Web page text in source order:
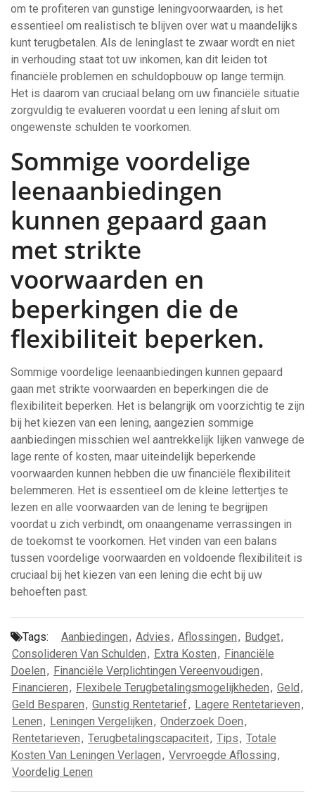
om te profiteren van gunstige leningvoorwaarden, is het
essentieel om realistisch te blijven over wat u maandelijks
kunt terugbetalen. Als de leninglast te zwaar wordt en niet
in verhouding staat tot uw inkomen, kan dit leiden tot
financiële problemen en schuldopbouw op lange termijn.
Het is daarom van cruciaal belang om uw financiële situatie
zorgvuldig te evalueren voordat u een lening afsluit om
ongewenste schulden te voorkomen.
Sommige voordelige
leenaanbiedingen
kunnen gepaard gaan
met strikte
voorwaarden en
beperkingen die de
flexibiliteit beperken.
Sommige voordelige leenaanbiedingen kunnen gepaard
gaan met strikte voorwaarden en beperkingen die de
flexibiliteit beperken. Het is belangrijk om voorzichtig te zijn
bij het kiezen van een lening, aangezien sommige
aanbiedingen misschien wel aantrekkelijk lijken vanwege de
lage rente of kosten, maar uiteindelijk beperkende
voorwaarden kunnen hebben die uw financiële flexibiliteit
belemmeren. Het is essentieel om de kleine lettertjes te
lezen en alle voorwaarden van de lening te begrijpen
voordat u zich verbindt, om onaangename verrassingen in
de toekomst te voorkomen. Het vinden van een balans
tussen voordelige voorwaarden en voldoende flexibiliteit is
cruciaal bij het kiezen van een lening die echt bij uw
behoeften past.
Tags: Aanbiedingen, Advies, Aflossingen, Budget,
Consolideren Van Schulden, Extra Kosten, Financiële
Doelen, Financiële Verplichtingen Vereenvoudigen,
Financieren, Flexibele Terugbetalingsmogelijkheden, Geld,
Geld Besparen, Gunstig Rentetarief, Lagere Rentetarieven,
Lenen, Leningen Vergelijken, Onderzoek Doen,
Rentetarieven, Terugbetalingscapaciteit, Tips, Totale
Kosten Van Leningen Verlagen, Vervroegde Aflossing,
Voordelig Lenen